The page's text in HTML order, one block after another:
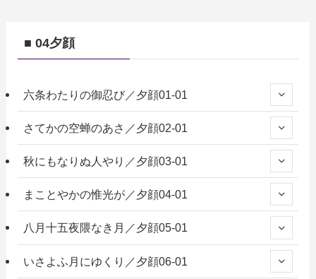
■ 04夕顔
六条わたりの御忍び／夕顔01-01
さてかの空蝉のあさ／夕顔02-01
秋にもなりぬ人やり／夕顔03-01
まことやかの惟光が／夕顔04-01
八月十五夜隈なき月／夕顔05-01
いさよふ月にゆくり／夕顔06-01